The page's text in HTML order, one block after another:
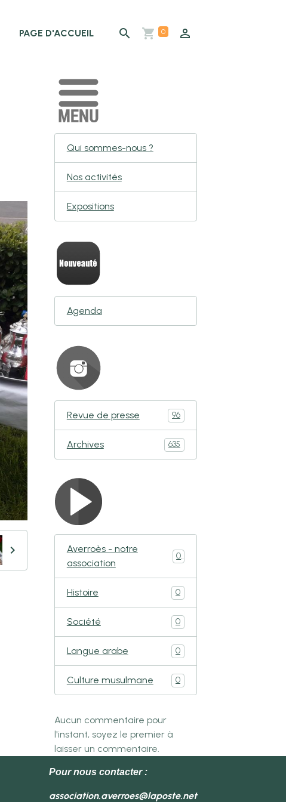
PAGE D'ACCUEIL 0
Qui sommes-nous ?
Nos activités
Expositions
Agenda
Revue de presse 96
Archives 635
Averroès - notre
association
0
Histoire 0
Société 0
Langue arabe 0
Culture musulmane 0
Aucun commentaire pour
l'instant, soyez le premier à
laisser un commentaire.
Pour nous contacter :
association.averroes@laposte.net